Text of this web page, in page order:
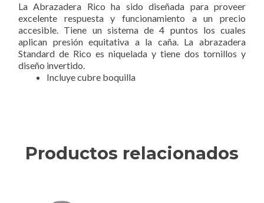
La Abrazadera Rico ha sido diseñada para proveer
excelente respuesta y funcionamiento a un precio
accesible. Tiene un sistema de 4 puntos los cuales
aplican presión equitativa a la caña. La abrazadera
Standard de Rico es niquelada y tiene dos tornillos y
diseño invertido.
Incluye cubre boquilla
Productos relacionados